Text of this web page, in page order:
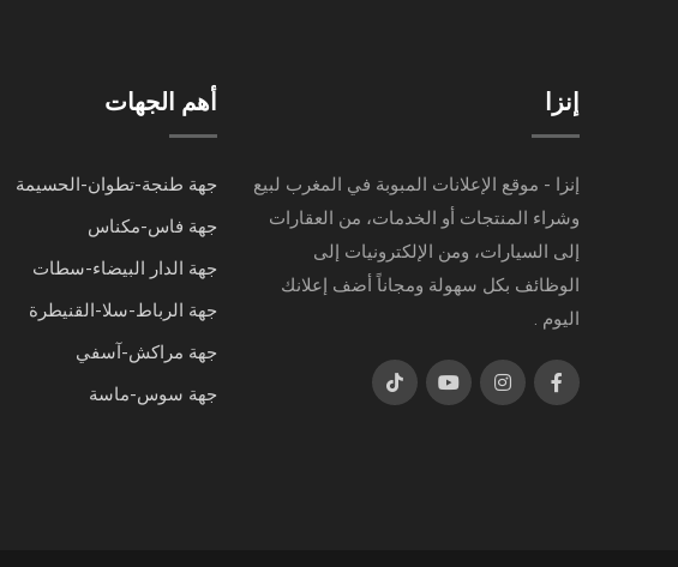
إنزا
إنزا - موقع الإعلانات المبوبة في المغرب لبيع
وشراء المنتجات أو الخدمات، من العقارات
إلى السيارات، ومن الإلكترونيات إلى
الوظائف بكل سهولة ومجاناً أضف إعلانك
اليوم .
أهم الجهات
جهة طنجة-تطوان-الحسيمة
جهة فاس-مكناس
جهة الدار البيضاء-سطات
جهة الرباط-سلا-القنيطرة
جهة مراكش-آسفي
جهة سوس-ماسة